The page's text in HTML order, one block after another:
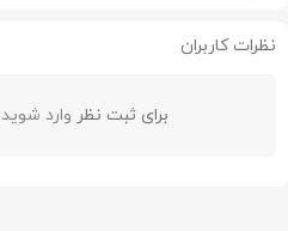
نظرات کاربران
برای ثبت نظر وارد شوید